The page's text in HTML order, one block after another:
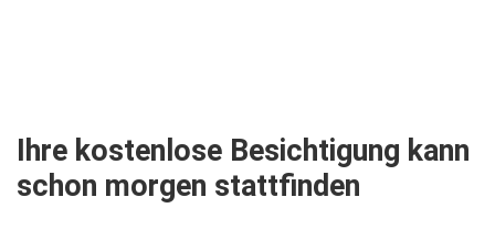
Ihre kostenlose Besichtigung kann
schon morgen stattfinden